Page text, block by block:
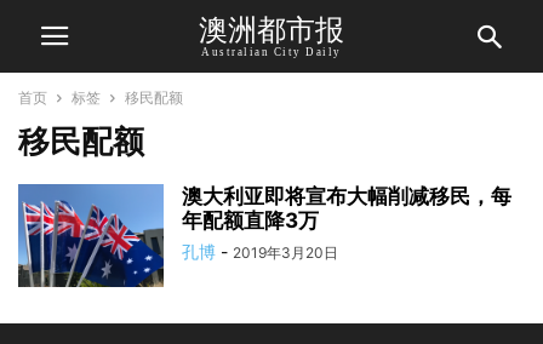
澳洲都市报
Australian City Daily
首页 标签 移民配额
移民配额
澳大利亚即将宣布大幅削减移民，每
年配额直降3万
孔博 - 2019年3月20日